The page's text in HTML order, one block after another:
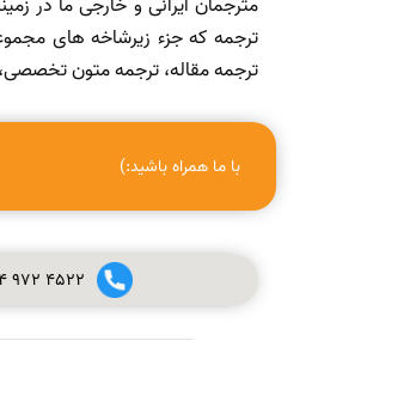
مترجمان ایرانی و خارجی ما در
ترجمه که جزء زیرشاخه های
ترجمه مقاله، ترجمه متون
با ما همراه باشید:)
972 4522